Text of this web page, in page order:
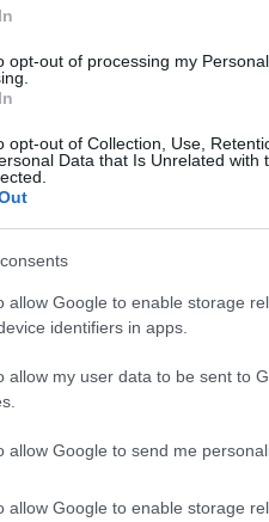
opt-out of processing my
opt-out of Collection, Use,
Data that Is Unrelated with
allow Google to enable storage
identifiers in apps.
allow my user data to be sent to
allow Google to send me
allow Google to enable storage
legyen a Google-
KONYHAFŐNÖK VIP